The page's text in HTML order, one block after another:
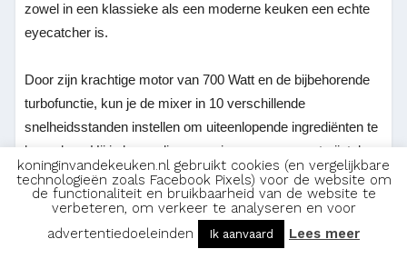
zowel in een klassieke als een moderne keuken een echte
eyecatcher is.
Door zijn krachtige motor van 700 Watt en de bijbehorende
turbofunctie, kun je de mixer in 10 verschillende
snelheidsstanden instellen om uiteenlopende ingrediënten te
bewerken. Hij is bovendien voorzien van een roestvrijstalen
garde, pureestamper en een hakmolen met een inhoud van
500 ml waardoor andere toestellen bijna overbodig worden.
Daarnaast krijg je er ook nog een afsluitbare mengbeker bij
koninginvandekeuken.nl gebruikt cookies (en vergelijkbare
technologieën zoals Facebook Pixels) voor de website om
de functionaliteit en bruikbaarheid van de website te
verbeteren, om verkeer te analyseren en voor
advertentiedoeleinden
Ik aanvaard Lees meer